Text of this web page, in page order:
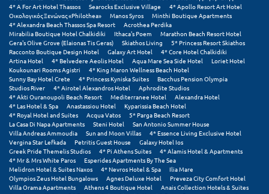
Παραλία Κατερίνης
Παραλία Λιτοχώρου
Παράλιο Άστρος
Πάργα
Παρνασσός
Πάρος
Πάτμος
Πάτρα
4* A For Art Hotel Thassos
Searocks Exclusive Village
4* Apollo Resort Art Hotel
Οικολογικός Ξενώνας «Philothea»
Manos Syros
Minthi Boutique Apartments
4* Alexandra Beach Thassos Spa Resort
Acrothea Perdika
Mirabilia Boutique Hotel Chalkidiki
Ithaca's Poem
Marathon Beach Resort Hotel
Gera's Olive Grove (Elaionas Tis Geras)
Skiathos Living
5* Princess Resort Skiathos
Racconto Boutique Design Hotel
Galaxy Art Hotel
4* Core Hotel Chalkidiki
Artina Hotel
4* Belvedere Aeolis Hotel Aqua Mare Sea Side Hotel
Loriet Hotel
Koukounari Rooms Agistri
4* King Maron Wellness Beach Hotel
Sunny Bay Hotel Crete
4* Princess Kyniska Suites
Bacchus Pension Olympia
Studios River
4* Airotel Alexandros Hotel
Aphrodite Studios
4* Akti Ouranoupoli Beach Resort
Mediterranee Hotel
Alexandra Hotel
4* Las Hotel & Spa
Anastassiou Hotel
Kyparissia Beach Hotel
4* Royal Hotel and Suites
Acqua Vatos
5* Parga Beach Resort
La Casa Di Napa Apartments
Steni Hotel
San Antonio Summer House
Villa Andreas Ammoudia
Sun and Moon Villas
4* Essence Living Exclusive Hotel
Vergina Star Lefkada
Petritis Guest House
Galaxy Hotel Ios
Greek Pride Themelis Studios
4* Pi Athens Suites
4* Alamis Hotel & Apartments
4* Mr & Mrs White Paros
Esperides Apartments By The Sea
Melidron Hotel & Suites Naxos
4* Nevros Hotel & Spa
Ilia Mare
Olympios Zeus Hotel Bungalows
Agnes Deluxe Hotel
Preveza City Comfort Hotel
Villa Orama Apartments
Athens 4 Boutique Hotel
Anais Collection Hotels & Suites